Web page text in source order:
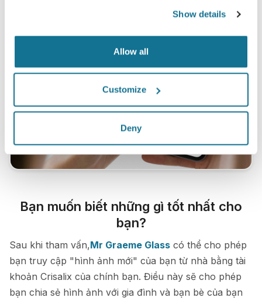
Show details
Allow all
Customize
Deny
Bạn muốn biết những gì tốt nhất cho
bạn?
Sau khi tham vấn,Mr Graeme Glass có thể cho phép
bạn truy cập "hình ảnh mới" của bạn từ nhà bằng tài
khoản Crisalix của chính bạn. Điều này sẽ cho phép
bạn chia sẻ hình ảnh với gia đình và bạn bè của bạn